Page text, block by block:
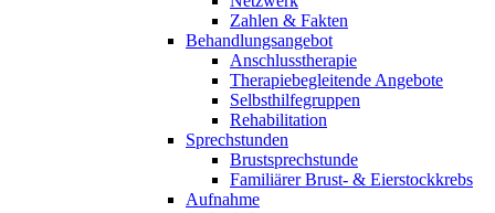
Zahlen & Fakten
Behandlungsangebot
Anschlusstherapie
Therapiebegleitende Angebote
Selbsthilfegruppen
Rehabilitation
Sprechstunden
Brustsprechstunde
Familiärer Brust- & Eierstockkrebs
Aufnahme